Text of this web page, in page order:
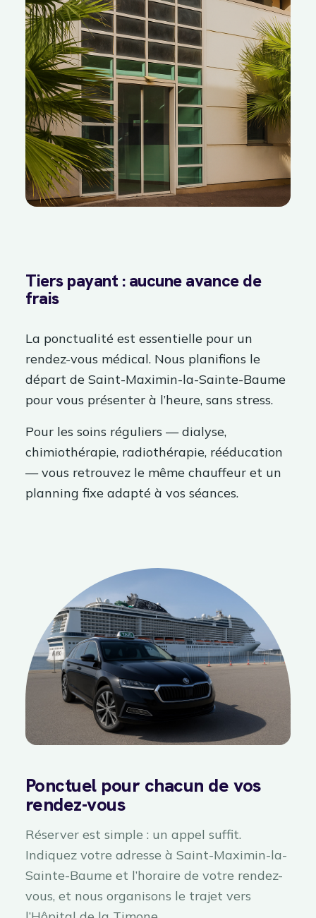
Tiers payant : aucune avance de
frais
La ponctualité est essentielle pour un
rendez-vous médical. Nous planifions le
départ de Saint-Maximin-la-Sainte-Baume
pour vous présenter à l’heure, sans stress.
Pour les soins réguliers — dialyse,
chimiothérapie, radiothérapie, rééducation
— vous retrouvez le même chauffeur et un
planning fixe adapté à vos séances.
Ponctuel pour chacun de vos
rendez-vous
Réserver est simple : un appel suffit.
Indiquez votre adresse à Saint-Maximin-la-
Sainte-Baume et l’horaire de votre rendez-
vous, et nous organisons le trajet vers